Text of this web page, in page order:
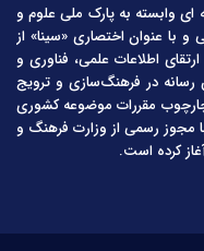
ای وابسته به پارک ملی علوم و
با عنوان اختصاری «سینا» از
و ارتقای اطلاعات علمی، فناوری و
رسانه در فرهنگ‌سازی و ترویج
مقررات موضوعه کشوری
مجوز رسمی از وزارت فرهنگ و